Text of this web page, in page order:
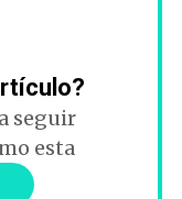
seguir
esta